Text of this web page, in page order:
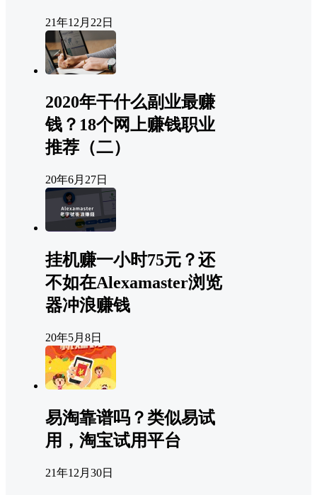
21年12月22日
2020年干什么副业最赚
钱？18个网上赚钱职业
推荐（二）
20年6月27日
挂机赚一小时75元？还
不如在Alexamaster浏览
器冲浪赚钱
20年5月8日
易淘靠谱吗？类似易试
用，淘宝试用平台
21年12月30日